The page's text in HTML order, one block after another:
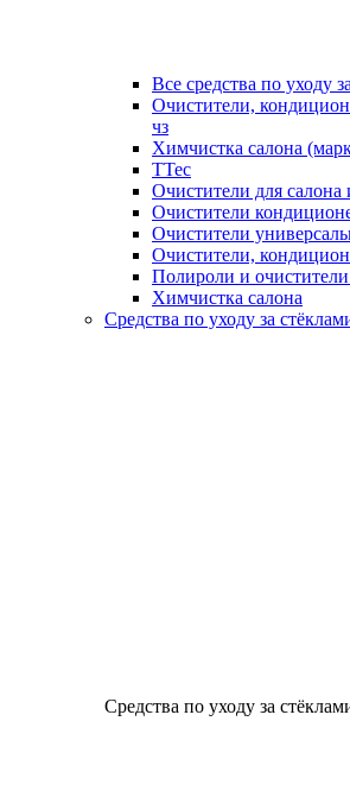
Все средства по уходу
Очистители,
чз
Химчистка салона
TTec
Очистители для салона
Очистители
Очистители
Очистители,
Полироли и очистители
Химчистка салона
Средства по уходу за
Средства по уходу за